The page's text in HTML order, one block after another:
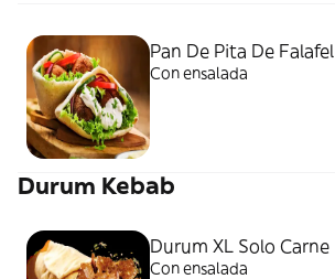
Pan De Pita De Falafel
Con ensalada
Durum Kebab
Durum XL Solo Carne
Con ensalada